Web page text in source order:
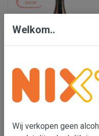
Proefpakket
Châteauneuf-du-Pape
Welkom..
Wij verkopen geen